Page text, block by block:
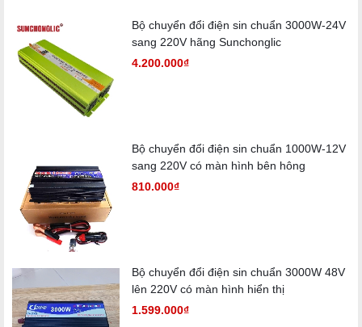
Bộ chuyển đổi điện sin chuẩn 3000W-24V
sang 220V hãng Sunchonglic
4.200.000₫
Bộ chuyển đổi điện sin chuẩn 1000W-12V
sang 220V có màn hình bên hông
810.000₫
Bộ chuyển đổi điện sin chuẩn 3000W 48V
lên 220V có màn hình hiển thị
1.599.000₫